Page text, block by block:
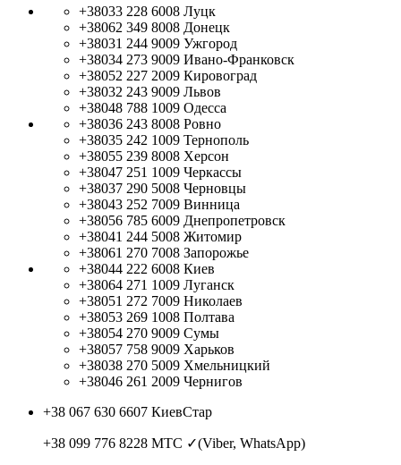
+38033 228 6008 Луцк
+38062 349 8008 Донецк
+38031 244 9009 Ужгород
+38034 273 9009 Ивано-Франковск
+38052 227 2009 Кировоград
+38032 243 9009 Львов
+38048 788 1009 Одесса
+38036 243 8008 Ровно
+38035 242 1009 Тернополь
+38055 239 8008 Херсон
+38047 251 1009 Черкассы
+38037 290 5008 Черновцы
+38043 252 7009 Винница
+38056 785 6009 Днепропетровск
+38041 244 5008 Житомир
+38061 270 7008 Запорожье
+38044 222 6008 Киев
+38064 271 1009 Луганск
+38051 272 7009 Николаев
+38053 269 1008 Полтава
+38054 270 9009 Сумы
+38057 758 9009 Харьков
+38038 270 5009 Хмельницкий
+38046 261 2009 Чернигов
+38 067 630 6607 КиевСтар
+38 099 776 8228 МТС ✓(Viber, WhatsApp)